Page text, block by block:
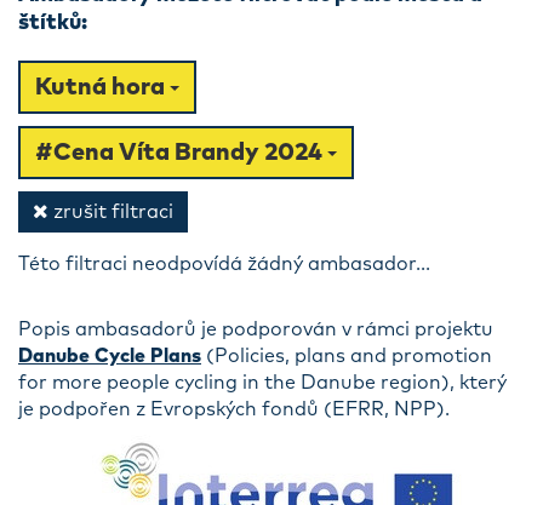
štítků:
Kutná hora
#Cena Víta Brandy 2024
zrušit filtraci
Této filtraci neodpovídá žádný ambasador...
Popis ambasadorů je podporován v rámci projektu
Danube Cycle Plans (Policies, plans and promotion
for more people cycling in the Danube region), který
je podpořen z Evropských fondů (EFRR, NPP).